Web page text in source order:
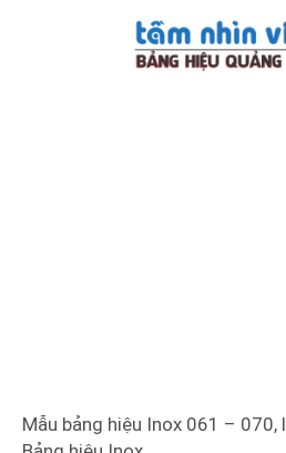
Mẫu bảng hiệu Inox 061 – 070,